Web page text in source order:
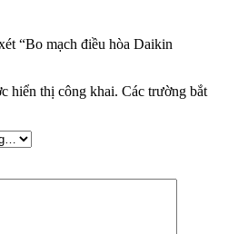
“Bo mạch điều hòa Daikin
hiển thị công khai. Các trường bắt